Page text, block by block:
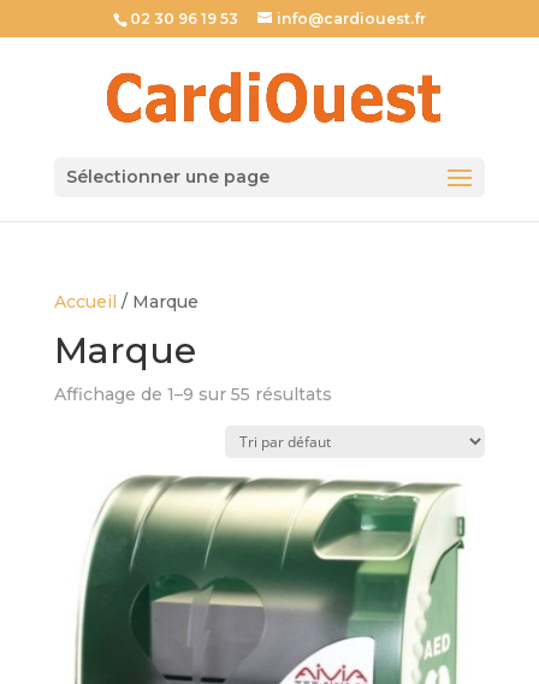
02 30 96 19 53 info@cardiouest.fr
Sélectionner une page
Accueil / Marque
Marque
Affichage de 1–9 sur 55 résultats